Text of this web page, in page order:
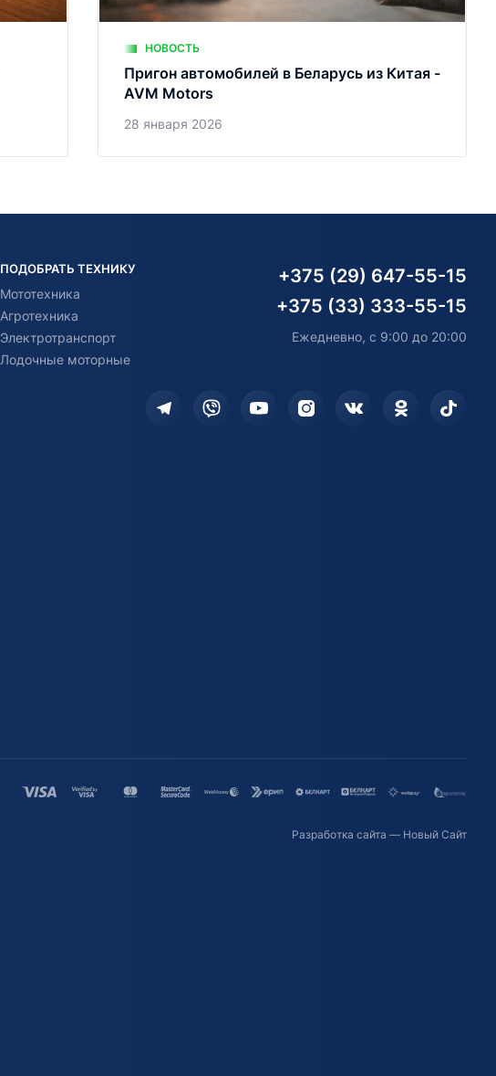
НОВОСТЬ
Пригон автомобилей в Беларусь из Китая -
AVM Motors
28 января 2026
ПОДОБРАТЬ ТЕХНИКУ
Мототехника
Агротехника
Электротранспорт
Лодочные моторные
+375 (29) 647-55-15
+375 (33) 333-55-15
Ежедневно, с 9:00 до 20:00
Разработка сайта — Новый Сайт